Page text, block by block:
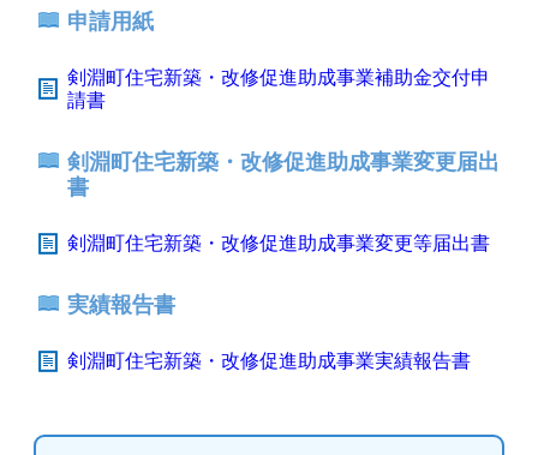
申請用紙
剣淵町住宅新築・改修促進助成事業補助金交付申
請書
剣淵町住宅新築・改修促進助成事業変更届出
書
剣淵町住宅新築・改修促進助成事業変更等届出書
実績報告書
剣淵町住宅新築・改修促進助成事業実績報告書